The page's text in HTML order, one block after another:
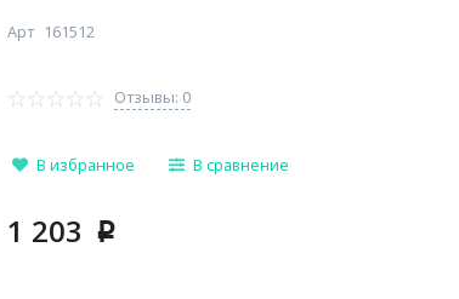
Арт 161512
Отзывы: 0
В избранное В сравнение
1 203 p